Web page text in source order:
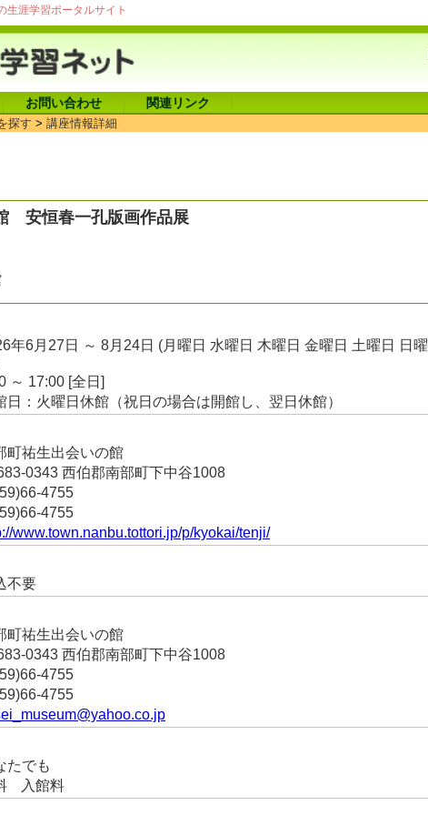
生涯学習ポータルサイト
お問い合わせ 関連リンク
探す > 講座情報詳細
安恒春一孔版画作品展
年6月27日 ～ 8月24日 (月曜日 水曜日 木曜日 金曜日 土曜日 日曜
～ 17:00 [全日]
日：火曜日休館（祝日の場合は開館し、翌日休館）
町祐生出会いの館
0343 西伯郡南部町下中谷1008
4755
4755
www.town.nanbu.tottori.jp/p/kyokai/tenji/
不要
町祐生出会いの館
0343 西伯郡南部町下中谷1008
4755
4755
たでも
入館料